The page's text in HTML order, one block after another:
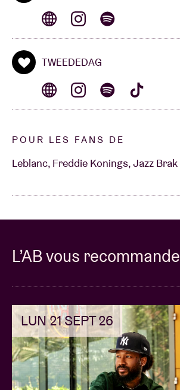
TWEEDEDAG
POUR LES FANS DE
Leblanc, Freddie Konings, Jazz Brak
L’AB vous recommande
LUN 21 SEPT 26